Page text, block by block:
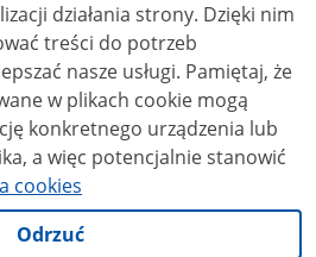
strony. Dzięki nim
treści do potrzeb
usługi. Pamiętaj, że
w plikach cookie mogą
konkretnego urządzenia lub
a więc potencjalnie stanowić
cookies
Odrzuć